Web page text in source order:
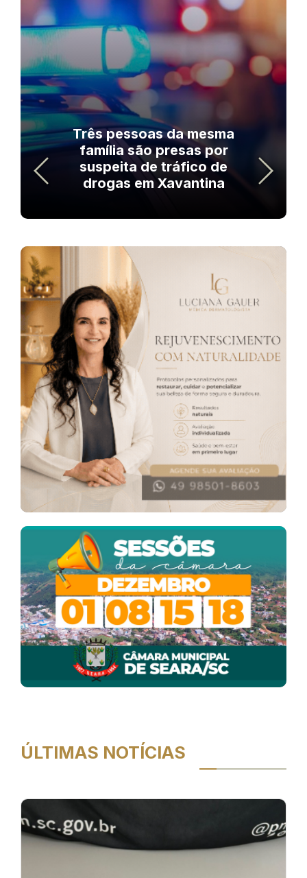
Três pessoas da mesma
família são presas por
suspeita de tráfico de
drogas em Xavantina
ÚLTIMAS NOTÍCIAS